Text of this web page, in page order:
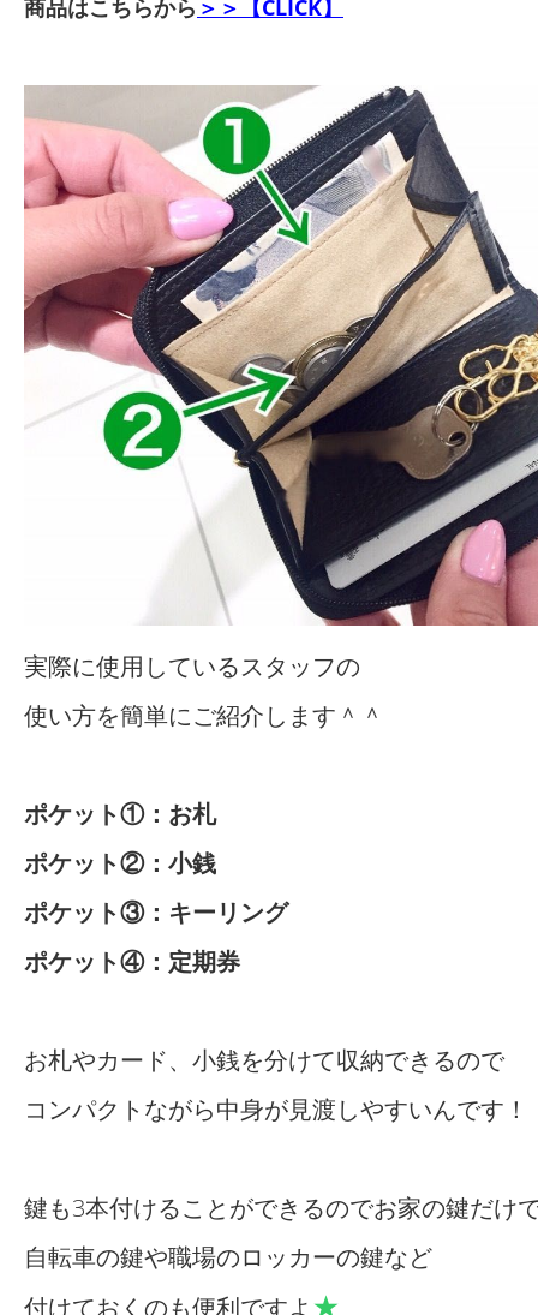
商品はこちらから ＞＞【CLICK】
実際に使用しているスタッフの
使い方を簡単にご紹介します＾＾
ポケット①：お札
ポケット②：小銭
ポケット③：キーリング
ポケット④：定期券
お札やカード、小銭を分けて収納できるので
コンパクトながら中身が見渡しやすいんです！
鍵も3本付けることができるのでお家の鍵だけ
自転車の鍵や職場のロッカーの鍵など
付けておくのも便利ですよ ★